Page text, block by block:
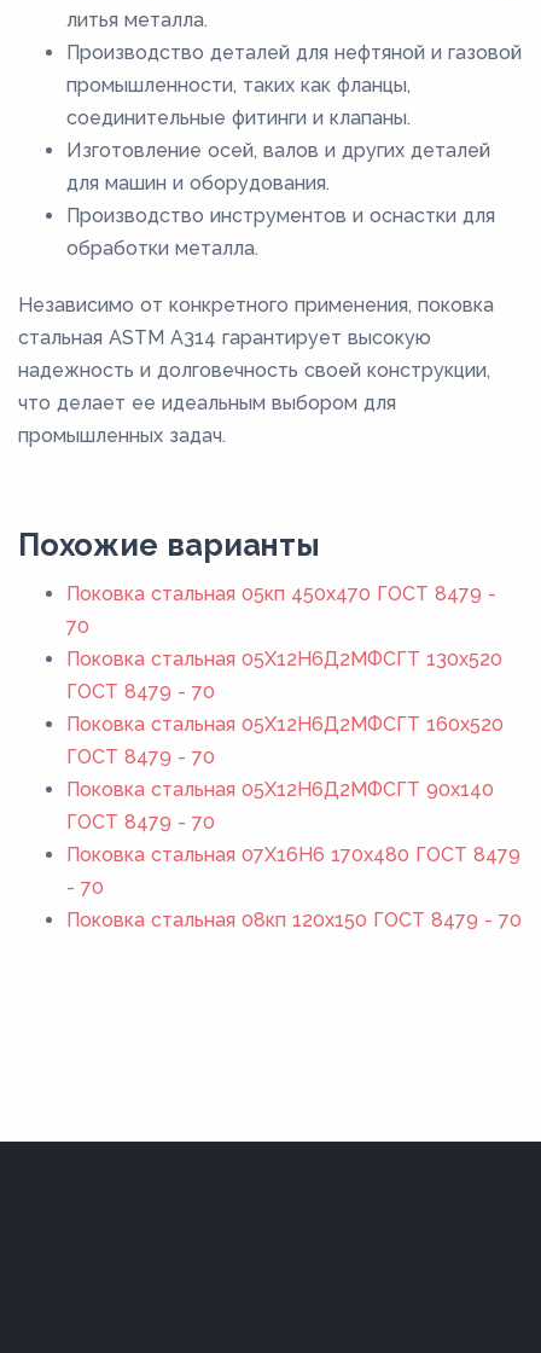
литья металла.
Производство деталей для нефтяной и газовой
промышленности, таких как фланцы,
соединительные фитинги и клапаны.
Изготовление осей, валов и других деталей
для машин и оборудования.
Производство инструментов и оснастки для
обработки металла.
Независимо от конкретного применения, поковка
стальная ASTM A314 гарантирует высокую
надежность и долговечность своей конструкции,
что делает ее идеальным выбором для
промышленных задач.
Похожие варианты
Поковка стальная 05кп 450x470 ГОСТ 8479 -
70
Поковка стальная 05Х12Н6Д2МФСГТ 130x520
ГОСТ 8479 - 70
Поковка стальная 05Х12Н6Д2МФСГТ 160x520
ГОСТ 8479 - 70
Поковка стальная 05Х12Н6Д2МФСГТ 90x140
ГОСТ 8479 - 70
Поковка стальная 07Х16Н6 170x480 ГОСТ 8479
- 70
Поковка стальная 08кп 120x150 ГОСТ 8479 - 70